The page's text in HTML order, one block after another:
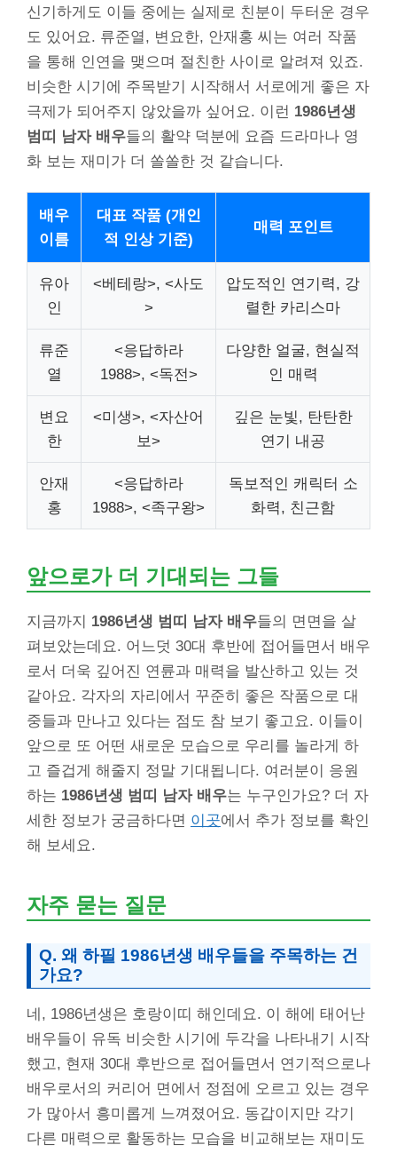
신기하게도 이들 중에는 실제로 친분이 두터운 경우
도 있어요. 류준열, 변요한, 안재홍 씨는 여러 작품
을 통해 인연을 맺으며 절친한 사이로 알려져 있죠.
비슷한 시기에 주목받기 시작해서 서로에게 좋은 자
극제가 되어주지 않았을까 싶어요. 이런 1986년생
범띠 남자 배우들의 활약 덕분에 요즘 드라마나 영
화 보는 재미가 더 쏠쏠한 것 같습니다.
배우
이름
대표 작품 (개인
적 인상 기준)
매력 포인트
유아
인
<베테랑>, <사도
>
압도적인 연기력, 강
렬한 카리스마
류준
열
<응답하라
1988>, <독전>
다양한 얼굴, 현실적
인 매력
변요
한
<미생>, <자산어
보>
깊은 눈빛, 탄탄한
연기 내공
안재
홍
<응답하라
1988>, <족구왕>
독보적인 캐릭터 소
화력, 친근함
앞으로가 더 기대되는 그들
지금까지 1986년생 범띠 남자 배우들의 면면을 살
펴보았는데요. 어느덧 30대 후반에 접어들면서 배우
로서 더욱 깊어진 연륜과 매력을 발산하고 있는 것
같아요. 각자의 자리에서 꾸준히 좋은 작품으로 대
중들과 만나고 있다는 점도 참 보기 좋고요. 이들이
앞으로 또 어떤 새로운 모습으로 우리를 놀라게 하
고 즐겁게 해줄지 정말 기대됩니다. 여러분이 응원
하는 1986년생 범띠 남자 배우는 누구인가요? 더 자
세한 정보가 궁금하다면 이곳에서 추가 정보를 확인
해 보세요.
자주 묻는 질문
Q. 왜 하필 1986년생 배우들을 주목하는 건
가요?
네, 1986년생은 호랑이띠 해인데요. 이 해에 태어난
배우들이 유독 비슷한 시기에 두각을 나타내기 시작
했고, 현재 30대 후반으로 접어들면서 연기적으로나
배우로서의 커리어 면에서 정점에 오르고 있는 경우
가 많아서 흥미롭게 느껴졌어요. 동갑이지만 각기
다른 매력으로 활동하는 모습을 비교해보는 재미도